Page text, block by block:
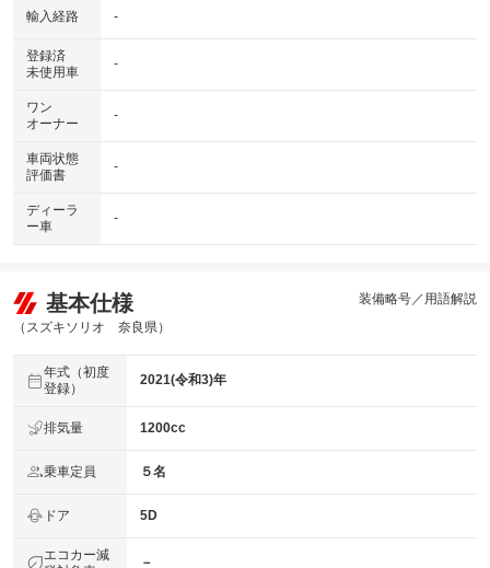
輸入経路 -
登録済
未使用車
-
ワン
オーナー
-
車両状態
評価書
-
ディーラ
ー車
-
基本仕様
（スズキソリオ 奈良県）
装備略号／用語解説
年式（初度
登録）
2021(令和3)年
排気量 1200cc
乗車定員 ５名
ドア 5D
エコカー減
－